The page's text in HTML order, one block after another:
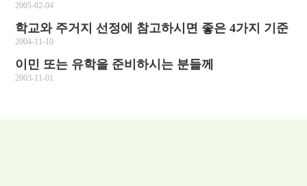
2005-02-04
학교와 주거지 선정에 참고하시면 좋은 4가지 기준
2004-11-10
이민 또는 유학을 준비하시는 분들께
2003-11-01